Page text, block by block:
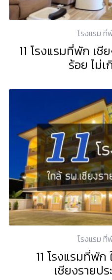
โรงแรม ที่
11 โรงแรมที่พัก เ
ร้อย ไม่
โรงแรม ที่
11 โรงแรมที่พัก
เชียงรายป